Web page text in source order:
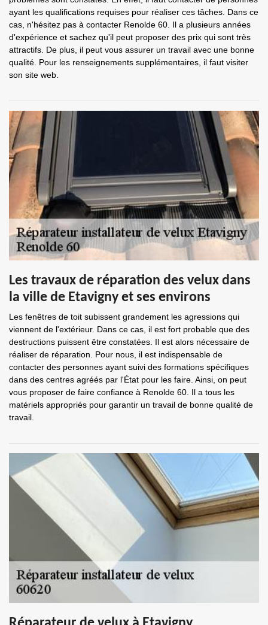
ayant les qualifications requises pour réaliser ces tâches. Dans ce
cas, n'hésitez pas à contacter Renolde 60. Il a plusieurs années
d'expérience et sachez qu'il peut proposer des prix qui sont très
attractifs. De plus, il peut vous assurer un travail avec une bonne
qualité. Pour les renseignements supplémentaires, il faut visiter
son site web.
Les travaux de réparation des velux dans
la ville de Etavigny et ses environs
Les fenêtres de toit subissent grandement les agressions qui
viennent de l'extérieur. Dans ce cas, il est fort probable que des
destructions puissent être constatées. Il est alors nécessaire de
réaliser de réparation. Pour nous, il est indispensable de
contacter des personnes ayant suivi des formations spécifiques
dans des centres agréés par l'État pour les faire. Ainsi, on peut
vous proposer de faire confiance à Renolde 60. Il a tous les
matériels appropriés pour garantir un travail de bonne qualité de
travail.